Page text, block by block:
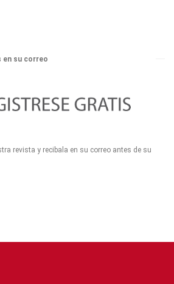
en su correo
revista y recibala en su correo antes de su